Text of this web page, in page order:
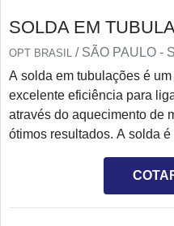
SOLDA EM
OPT BRASIL / SÃO PAULO -
A solda em tubulações é
excelente eficiência para
através do aquecimento de
ótimos resultados. A solda
de um profissional
em uma única peça.A solda
cuidados com a segurança